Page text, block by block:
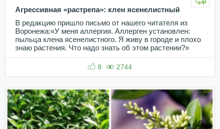
Агрессивная «растрепа»: клен ясенелистный
В редакцию пришло письмо от нашего читателя из
Воронежа:«У меня аллергия. Аллерген установлен:
пыльца клена ясенелистного. Я живу в городе и плохо
знаю растения. Что надо знать об этом растении?»
8 2744